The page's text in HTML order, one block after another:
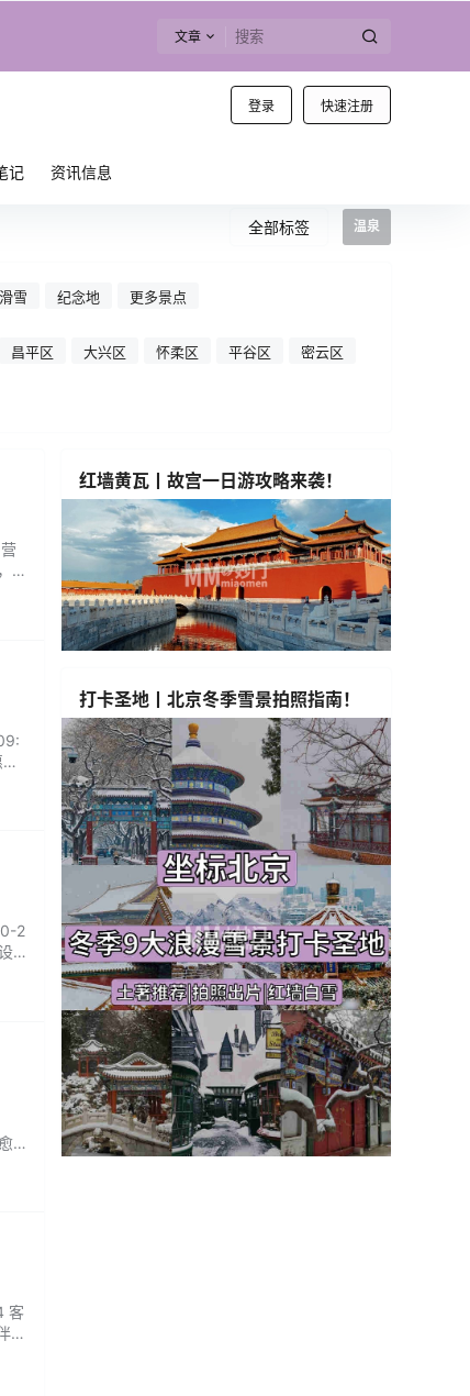
文章
登录 快速注册
记 资讯信息
全部标签 温泉
滑雪 纪念地 更多景点
昌平区 大兴区 怀柔区 平谷区 密云区
2
客
着
红墙黄瓦丨故宫一日游攻略来袭！
打卡圣地丨北京冬季雪景拍照指南！